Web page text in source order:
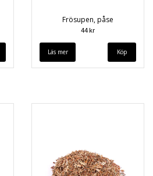
Frösupen, påse
44 kr
Läs mer